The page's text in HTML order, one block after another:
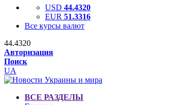
USD 44.4320
EUR 51.3316
Все курсы валют
44.4320
Авторизация
Поиск
UA
ВСЕ РАЗДЕЛЫ